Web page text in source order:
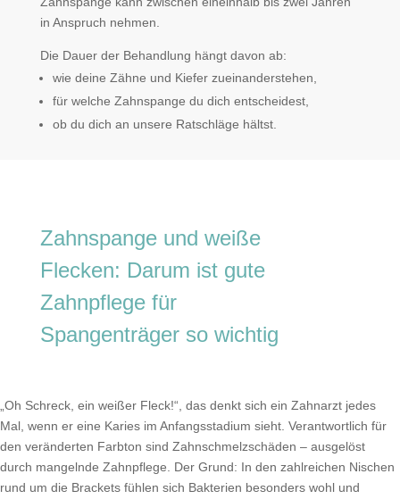
in Anspruch nehmen.
Die Dauer der Behandlung hängt davon ab:
wie deine Zähne und Kiefer zueinanderstehen,
für welche Zahnspange du dich entscheidest,
ob du dich an unsere Ratschläge hältst.
Zahnspange und weiße
Flecken: Darum ist gute
Zahnpflege für
Spangenträger so wichtig
„Oh Schreck, ein weißer Fleck!“, das denkt sich ein Zahnarzt jedes
Mal, wenn er eine Karies im Anfangsstadium sieht. Verantwortlich für
den veränderten Farbton sind Zahnschmelzschäden – ausgelöst
durch mangelnde Zahnpflege. Der Grund: In den zahlreichen Nischen
rund um die Brackets fühlen sich Bakterien besonders wohl und